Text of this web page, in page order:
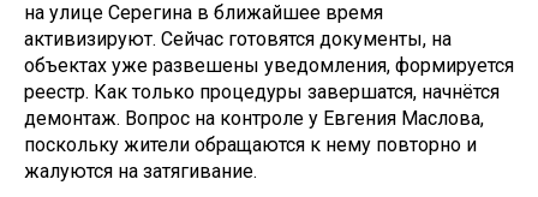
на улице Серегина в ближайшее время
активизируют. Сейчас готовятся документы, на
объектах уже развешены уведомления, формируется
реестр. Как только процедуры завершатся, начнётся
демонтаж. Вопрос на контроле у Евгения Маслова,
поскольку жители обращаются к нему повторно и
жалуются на затягивание.